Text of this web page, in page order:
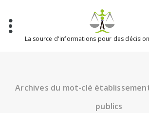
contenu
La source d'informations pour des
Archives du mot-clé
publics